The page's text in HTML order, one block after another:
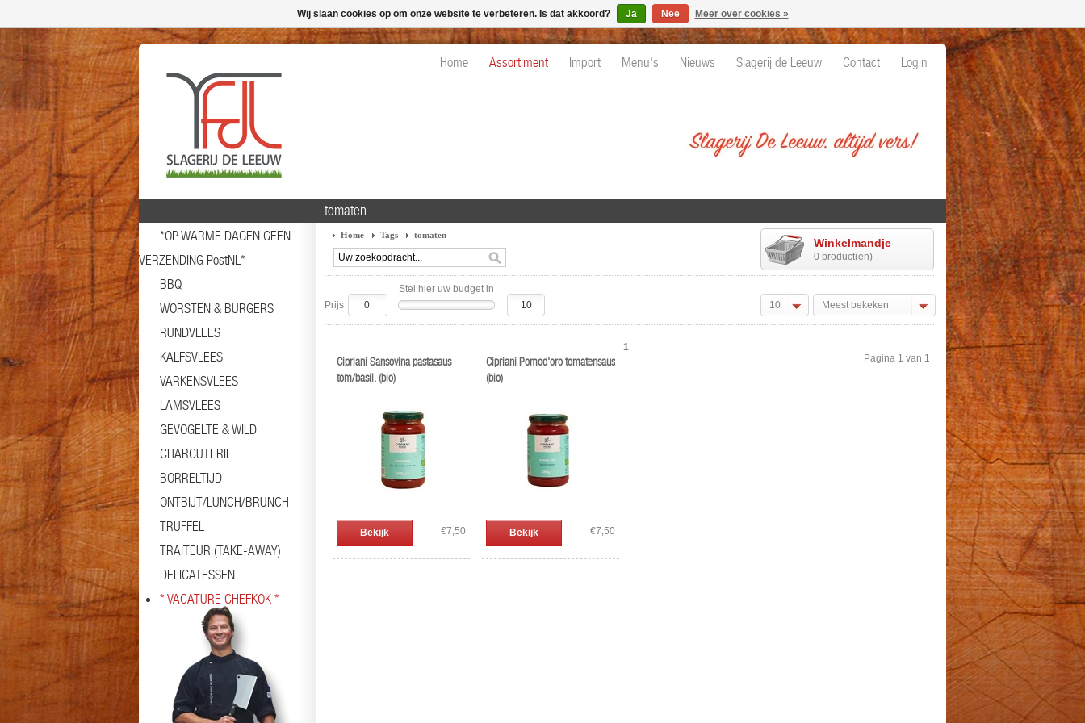
Home Assortiment Import Menu's Nieuws Slagerij de Leeuw Contact Login
*OP WARME DAGEN GEEN
VERZENDING PostNL*
BBQ
WORSTEN & BURGERS
RUNDVLEES
KALFSVLEES
VARKENSVLEES
LAMSVLEES
GEVOGELTE & WILD
CHARCUTERIE
BORRELTIJD
ONTBIJT/LUNCH/BRUNCH
TRUFFEL
TRAITEUR (TAKE-AWAY)
DELICATESSEN
* VACATURE CHEFKOK *
tomaten
Home Tags tomaten
Winkelmandje
0 product(en)
Stel hier uw budget in
Prijs
10 Meest bekeken
Cipriani Sansovina pastasaus
tom/basil. (bio)
Bekijk €7,50
Cipriani Pomod'oro tomatensaus
(bio)
Bekijk €7,50
1
Pagina 1 van 1
Wij slaan cookies op om onze website te verbeteren. Is dat akkoord? Ja Nee Meer over cookies »